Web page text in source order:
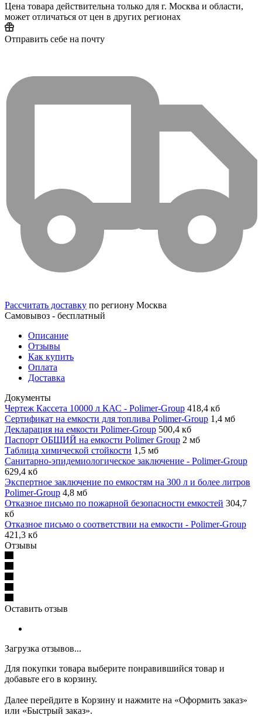
Цена товара действительна только для г. Москва и области,
может отличаться от цен в других регионах
Отправить себе на почту
Рассчитать доставку по региону Москва
Самовывоз - бесплатный
Описание
Отзывы
Как купить
Оплата
Доставка
Документы
Чертеж Кассета 10000 л КАС - Polimer-Group 418,4 кб
Сертификат на емкости для топлива Polimer-Group 1,4 мб
Декларация на емкости Polimer-Group 500,4 кб
Паспорт ОБЩИЙ на емкости Polimer Group 2 мб
Таблица химической стойкости 1,5 мб
Санитарно-эпидемиологическое заключение - Polimer-Group
629,4 кб
Экспертное заключение по емкостям на 300 л и более литров
Polimer-Group 4,8 мб
Отказное письмо по пожарной безопасности емкостей 304,7
кб
Отказное письмо о соответствии на емкости - Polimer-Group
421,3 кб
Отзывы
Оставить отзыв
Загрузка отзывов...
Для покупки товара выберите понравившийся товар и
добавьте его в корзину.
Далее перейдите в Корзину и нажмите на «Оформить заказ»
или «Быстрый заказ».